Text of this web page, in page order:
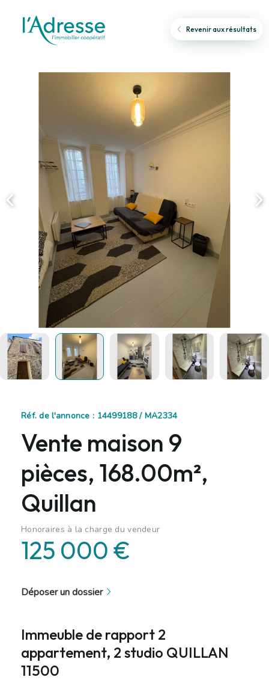
Revenir aux résultats
Réf. de l'annonce : 14499188 / MA2334
Vente maison 9
pièces, 168.00m²,
Quillan
Honoraires à la charge du vendeur
125 000 €
Déposer un dossier
Immeuble de rapport 2
appartement, 2 studio QUILLAN
11500